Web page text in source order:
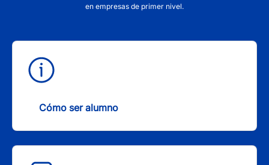
en empresas de primer nivel.
Cómo ser alumno